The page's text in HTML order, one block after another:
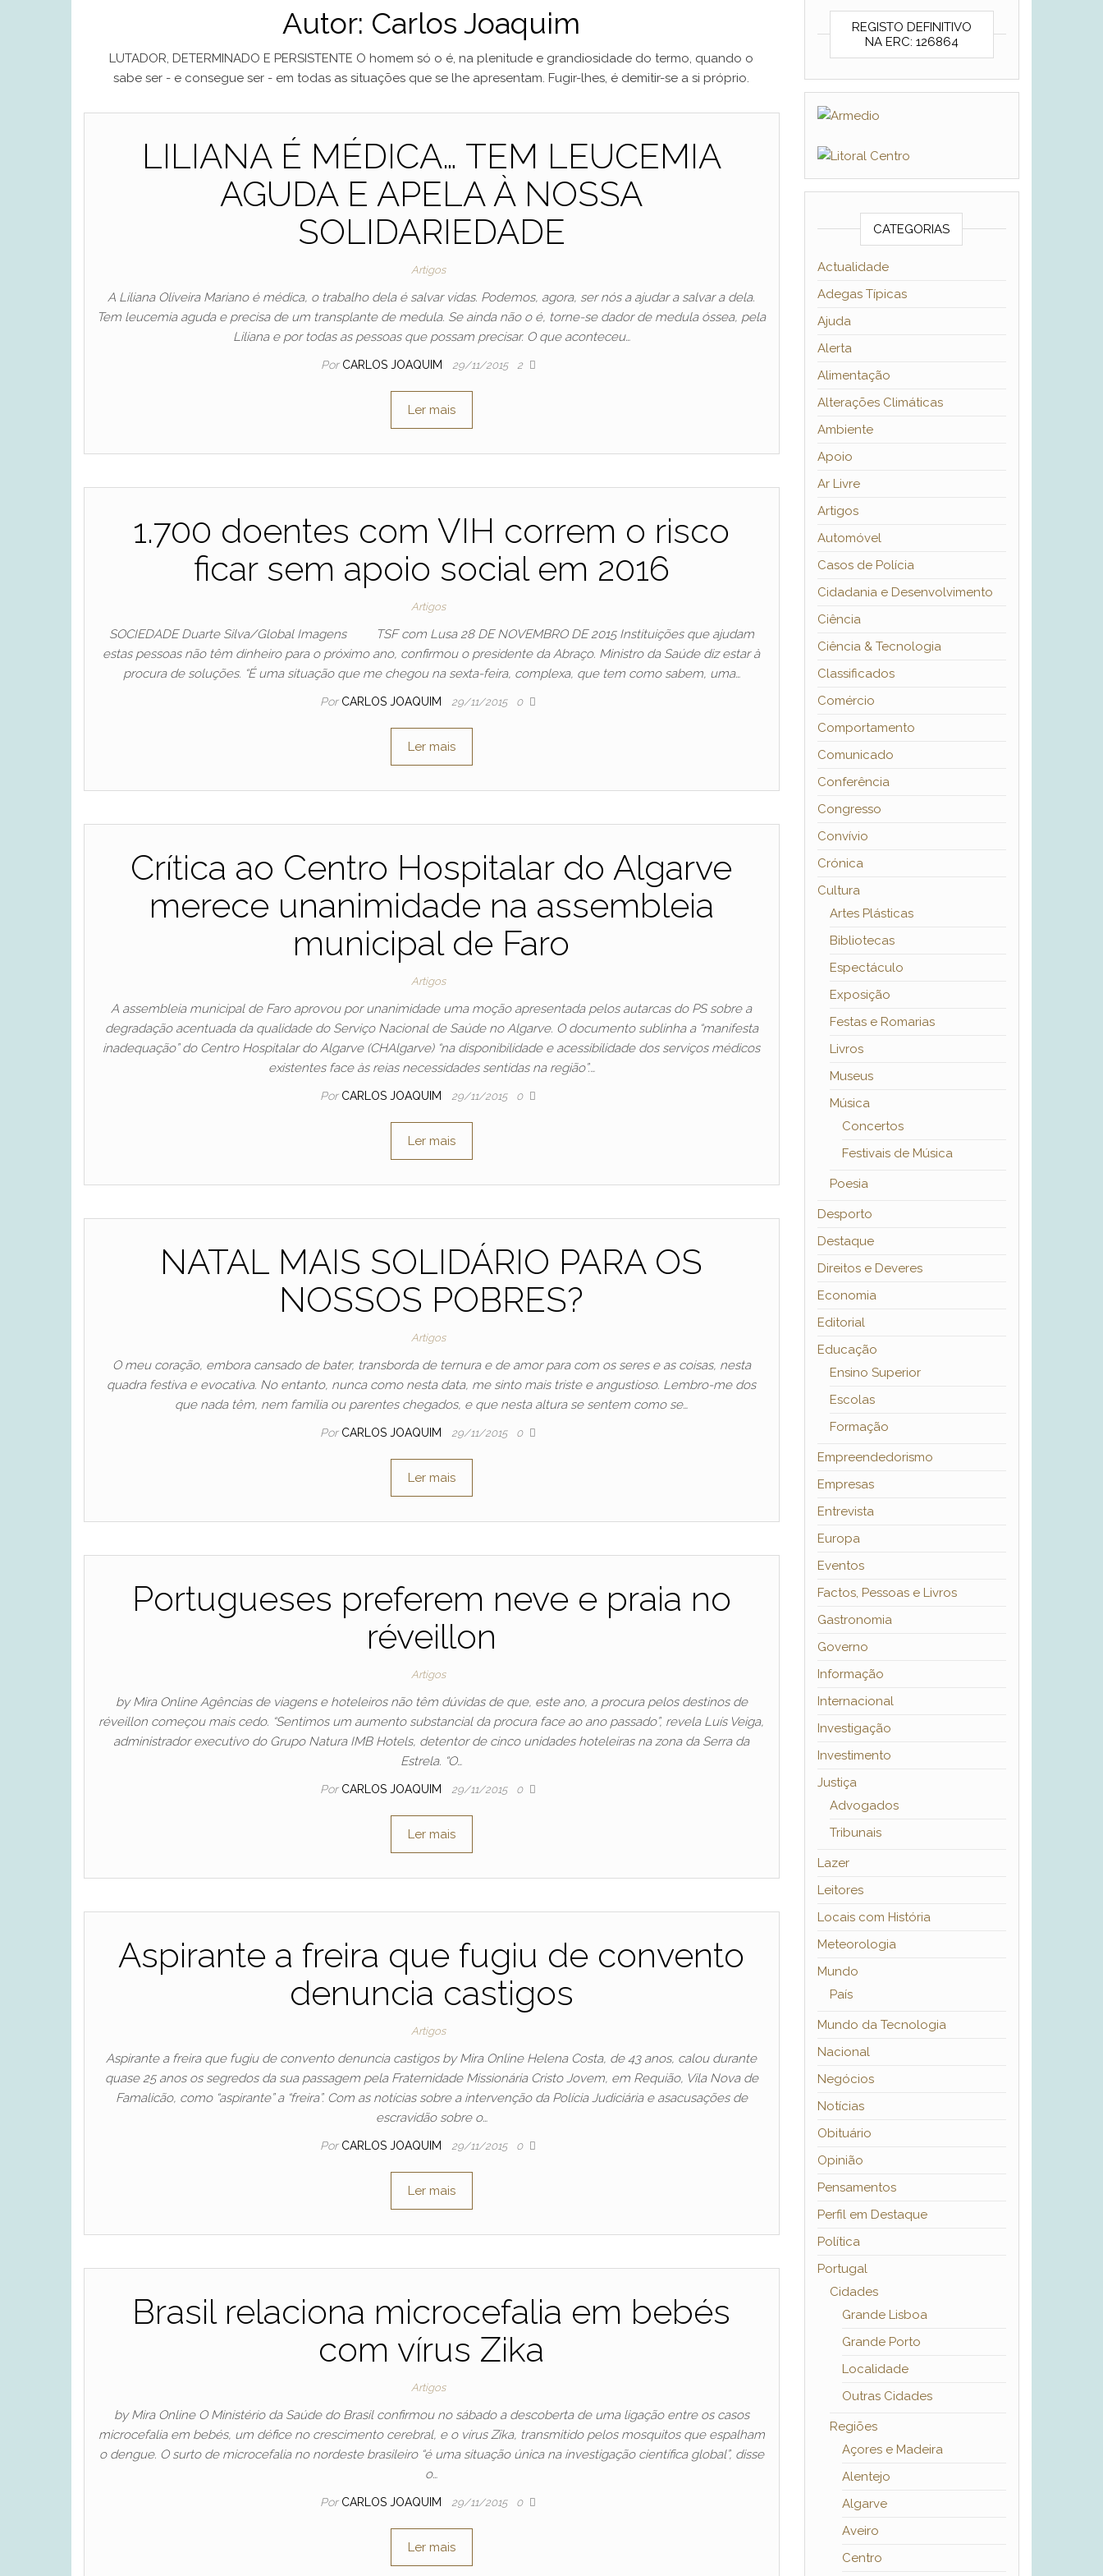
Autor: Carlos Joaquim
LUTADOR, DETERMINADO E PERSISTENTE O homem só o é, na plenitude e grandiosidade do termo, quando o
sabe ser - e consegue ser - em todas as situações que se lhe apresentam. Fugir-lhes, é demitir-se a si próprio.
LILIANA É MÉDICA… TEM LEUCEMIA
AGUDA E APELA À NOSSA
SOLIDARIEDADE
Artigos
A Liliana Oliveira Mariano é médica, o trabalho dela é salvar vidas. Podemos, agora, ser nós a ajudar a salvar a dela.
Tem leucemia aguda e precisa de um transplante de medula. Se ainda não o é, torne-se dador de medula óssea, pela
Liliana e por todas as pessoas que possam precisar. O que aconteceu…
Por CARLOS JOAQUIM 29/11/2015 2
Ler mais
1.700 doentes com VIH correm o risco
ficar sem apoio social em 2016
Artigos
SOCIEDADE Duarte Silva/Global Imagens TSF com Lusa 28 DE NOVEMBRO DE 2015 Instituições que ajudam
estas pessoas não têm dinheiro para o próximo ano, confirmou o presidente da Abraço. Ministro da Saúde diz estar à
procura de soluções. “É uma situação que me chegou na sexta-feira, complexa, que tem como sabem, uma…
Por CARLOS JOAQUIM 29/11/2015 0
Ler mais
Crítica ao Centro Hospitalar do Algarve
merece unanimidade na assembleia
municipal de Faro
Artigos
A assembleia municipal de Faro aprovou por unanimidade uma moção apresentada pelos autarcas do PS sobre a
degradação acentuada da qualidade do Serviço Nacional de Saúde no Algarve. O documento sublinha a “manifesta
inadequação” do Centro Hospitalar do Algarve (CHAlgarve) “na disponibilidade e acessibilidade dos serviços médicos
existentes face às reias necessidades sentidas na região”.…
Por CARLOS JOAQUIM 29/11/2015 0
Ler mais
NATAL MAIS SOLIDÁRIO PARA OS
NOSSOS POBRES?
Artigos
O meu coração, embora cansado de bater, transborda de ternura e de amor para com os seres e as coisas, nesta
quadra festiva e evocativa. No entanto, nunca como nesta data, me sinto mais triste e angustioso. Lembro-me dos
que nada têm, nem família ou parentes chegados, e que nesta altura se sentem como se…
Por CARLOS JOAQUIM 29/11/2015 0
Ler mais
Portugueses preferem neve e praia no
réveillon
Artigos
by Mira Online Agências de viagens e hoteleiros não têm dúvidas de que, este ano, a procura pelos destinos de
réveillon começou mais cedo. “Sentimos um aumento substancial da procura face ao ano passado”, revela Luís Veiga,
administrador executivo do Grupo Natura IMB Hotels, detentor de cinco unidades hoteleiras na zona da Serra da
Estrela. “O…
Por CARLOS JOAQUIM 29/11/2015 0
Ler mais
Aspirante a freira que fugiu de convento
denuncia castigos
Artigos
Aspirante a freira que fugiu de convento denuncia castigos by Mira Online Helena Costa, de 43 anos, calou durante
quase 25 anos os segredos da sua passagem pela Fraternidade Missionária Cristo Jovem, em Requião, Vila Nova de
Famalicão, como “aspirante” a “freira”. Com as notícias sobre a intervenção da Polícia Judiciária e asacusações de
escravidão sobre o…
Por CARLOS JOAQUIM 29/11/2015 0
Ler mais
Brasil relaciona microcefalia em bebés
com vírus Zika
Artigos
by Mira Online O Ministério da Saúde do Brasil confirmou no sábado a descoberta de uma ligação entre os casos
microcefalia em bebés, um défice no crescimento cerebral, e o vírus Zika, transmitido pelos mosquitos que espalham
o dengue. O surto de microcefalia no nordeste brasileiro “é uma situação única na investigação científica global”, disse
o…
Por CARLOS JOAQUIM 29/11/2015 0
Ler mais
REGISTO DEFINITIVO
NA ERC: 126864
CATEGORIAS
Actualidade
Adegas Típicas
Ajuda
Alerta
Alimentação
Alterações Climáticas
Ambiente
Apoio
Ar Livre
Artigos
Automóvel
Casos de Polícia
Cidadania e Desenvolvimento
Ciência
Ciência & Tecnologia
Classificados
Comércio
Comportamento
Comunicado
Conferência
Congresso
Convívio
Crónica
Cultura
Artes Plásticas
Bibliotecas
Espectáculo
Exposição
Festas e Romarias
Livros
Museus
Música
Concertos
Festivais de Música
Poesia
Desporto
Destaque
Direitos e Deveres
Economia
Editorial
Educação
Ensino Superior
Escolas
Formação
Empreendedorismo
Empresas
Entrevista
Europa
Eventos
Factos, Pessoas e Livros
Gastronomia
Governo
Informação
Internacional
Investigação
Investimento
Justiça
Advogados
Tribunais
Lazer
Leitores
Locais com História
Meteorologia
Mundo
País
Mundo da Tecnologia
Nacional
Negócios
Notícias
Obituário
Opinião
Pensamentos
Perfil em Destaque
Política
Portugal
Cidades
Grande Lisboa
Grande Porto
Localidade
Outras Cidades
Regiões
Açores e Madeira
Alentejo
Algarve
Aveiro
Centro